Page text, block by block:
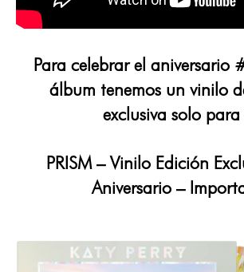
Para celebrar el aniversario
álbum tenemos un vinilo
exclusiva solo
PRISM – Vinilo Edición
Aniversario –